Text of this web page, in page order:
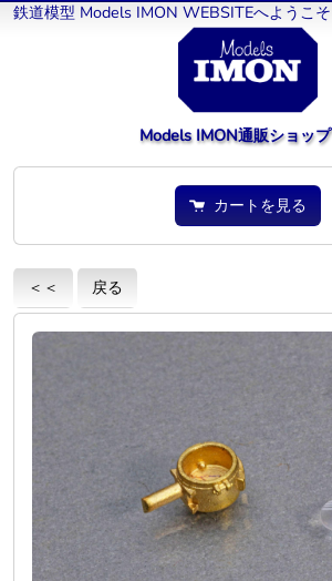
鉄道模型 Models IMON WEBSITEへようこそ
Models IMON通販ショップ
カートを見る
＜＜ 戻る